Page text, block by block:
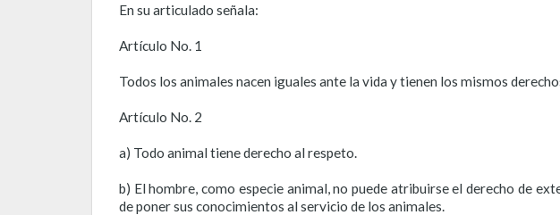
En su articulado señala:
Artículo No. 1
Todos los animales nacen iguales ante la vida y tienen los mismos
Artículo No. 2
a) Todo animal tiene derecho al respeto.
b) El hombre, como especie animal, no puede atribuirse el derecho de
de poner sus conocimientos al servicio de los animales.